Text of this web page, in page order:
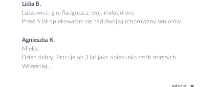
Lidia B.
Luszowice, gm. Radgoszcz, woj. małopolskie
Przez 5 lat opiekowałam się nad dwójką schorowany seniorów.
Agnieszka K.
Mielec
Dzień dobry. Pracuje od 3 lat jako opiekunka osób starszych.
Wcześniej...